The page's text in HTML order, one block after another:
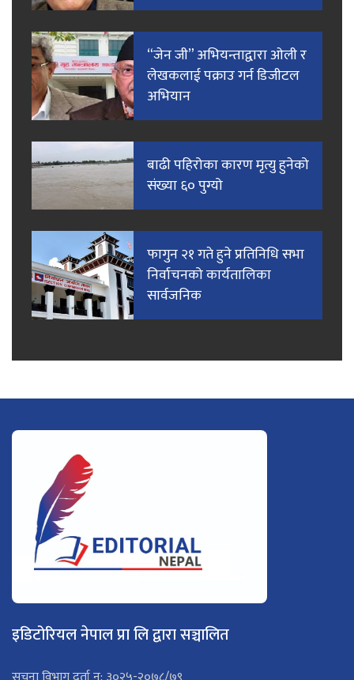
“जेन जी” अभियन्ताद्वारा ओली र
लेखकलाई पक्राउ गर्न डिजीटल
अभियान
बाढी पहिरोका कारण मृत्यु हुनेको
संख्या ६० पुग्यो
फागुन २१ गते हुने प्रतिनिधि सभा
निर्वाचनको कार्यतालिका
सार्वजनिक
इडिटोरियल नेपाल प्रा लि द्वारा सञ्चालित